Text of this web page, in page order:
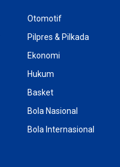
Otomotif
Pilpres & Pilkada
Ekonomi
Hukum
Basket
Bola Nasional
Bola Internasional